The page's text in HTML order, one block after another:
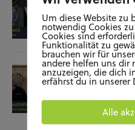
Film-Check
04.11.25
SOZIALES
Zukunft?
Um diese Website zu
notwendig Cookies
Cookies sind
Funktionalität zu
brauchen wir für
andere helfen uns dir
anzuzeigen, die dich
erfährst du in unserer
Alle